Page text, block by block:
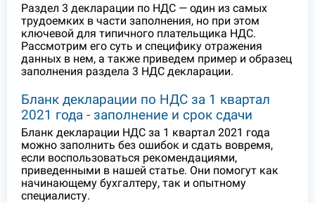
Раздел 3 декларации по НДС — один из самых
трудоемких в части заполнения, но при этом
ключевой для типичного плательщика НДС.
Рассмотрим его суть и специфику отражения
данных в нем, а также приведем пример и образец
заполнения раздела 3 НДС декларации.
Бланк декларации по НДС за 1 квартал
2021 года - заполнение и срок сдачи
Бланк декларации НДС за 1 квартал 2021 года
можно заполнить без ошибок и сдать вовремя,
если воспользоваться рекомендациями,
приведенными в нашей статье. Они помогут как
начинающему бухгалтеру, так и опытному
специалисту.